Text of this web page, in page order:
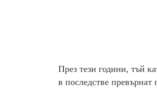
През тези години, тъй
в последстве